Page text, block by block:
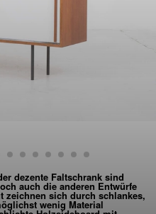
dezente Faltschrank sind
auch die anderen Entwürfe
zeichnen sich durch schlankes,
wenig Material